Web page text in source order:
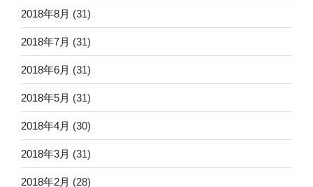
2018年8月 (31)
2018年7月 (31)
2018年6月 (31)
2018年5月 (31)
2018年4月 (30)
2018年3月 (31)
2018年2月 (28)